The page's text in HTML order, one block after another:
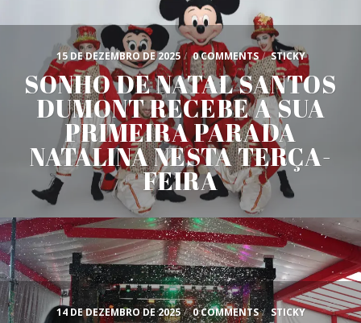
15 DE DEZEMBRO DE 2025 / 0 COMMENTS / STICKY
SONHO DE NATAL SANTOS
DUMONT RECEBE A SUA
PRIMEIRA PARADA
NATALINA NESTA TERÇA-
FEIRA
14 DE DEZEMBRO DE 2025 / 0 COMMENTS / STICKY